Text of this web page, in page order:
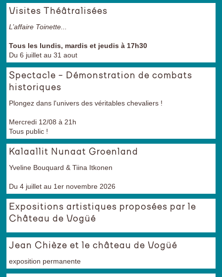
Visites Théâtralisées
L’affaire Toinette...
Tous les lundis, mardis et jeudis à 17h30
Du 6 juillet au 31 aout
Spectacle - Démonstration de combats
historiques
Plongez dans l'univers des véritables chevaliers !
Mercredi 12/08 à 21h
Tous public !
Kalaallit Nunaat Groenland
Yveline Bouquard & Tiina Itkonen
Du 4 juillet au 1er novembre 2026
Expositions artistiques proposées par le
Château de Vogüé
Jean Chièze et le château de Vogüé
exposition permanente